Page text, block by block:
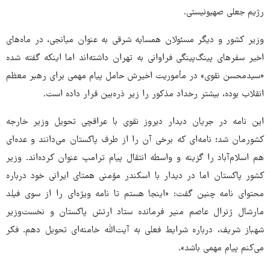
رژیم جعلی صهیونیستی.
وزیر کشور و دیگر مسئولان همسایه شرقی به عنوان میانجی، در ماه‌های
اخیر سفرهای پینگ‌پینگی فراوانی به تهران داشته‌اند اما اینکه گفته شده
«سیدمحسن نقوی» در مأموریت اخیرش حامل پیام مهمی برای رهبر معظم
انقلاب بوده، بیشتر رخداد مذکور را زیر ذره‌بین قرار داده است.
این نامه در جریان دیدار دیروز نقوی با عراقچی تحویل وزیر خارجه
کشورمان شد؛ نامه‌‎ای که برخی آن را از طرف پاکستان می‌دانند و عده‌ای
هم اسلام‌آباد را گزینه و واسطه انتقال پیام ترامپ عنوان کرده‌اند. وزیر
کشور پاکستان اما در دیدار با اسکندر مؤمنی همتای ایرانی خود درباره
محتوای نامه چنین گفت: «اینجا هستم تا نامه ویژه‌ای را از سوی فیلد
مارشال ژنرال عاصم منیر فرمانده ستاد ارتش پاکستان و نخست‌وزیر
شهباز شریف، درباره شرایط فعلی به آیت‌الله خامنه‌ای تحویل دهم. فکر
می‌کنم پیام مهمی باشد».